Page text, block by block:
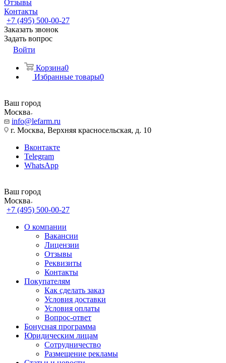
Отзывы
Контакты
+7 (495) 500-00-27
Заказать звонок
Задать вопрос
Войти
Корзина0
Избранные товары0
Ваш город
Москва
info@lefarm.ru
г. Москва, Верхняя красносельская, д. 10
Вконтакте
Telegram
WhatsApp
Ваш город
Москва
+7 (495) 500-00-27
О компании
Вакансии
Лицензии
Отзывы
Реквизиты
Контакты
Покупателям
Как сделать заказ
Условия доставки
Условия оплаты
Вопрос-ответ
Бонусная программа
Юридическим лицам
Сотрудничество
Размещение рекламы